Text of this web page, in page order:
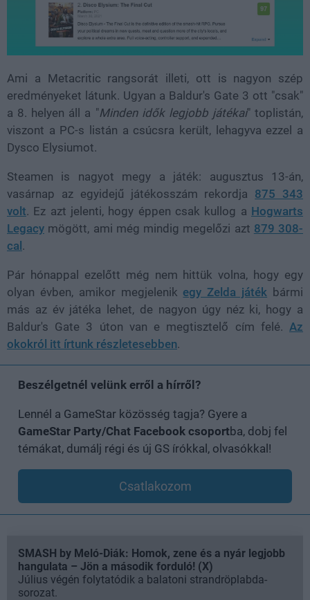
Ami a Metacritic rangsorát illeti, ott is nagyon szép
eredményeket látunk. Ugyan a Baldur's Gate 3 ott "csak"
a 8. helyen áll a "Minden idők legjobb játékai" toplistán,
viszont a PC-s listán a csúcsra került, lehagyva ezzel a
Dysco Elysiumot.
Steamen is nagyot megy a játék: augusztus 13-án,
vasárnap az egyidejű játékosszám rekordja 875 343
volt. Ez azt jelenti, hogy éppen csak kullog a Hogwarts
Legacy mögött, ami még mindig megelőzi azt 879 308-
cal.
Pár hónappal ezelőtt még nem hittük volna, hogy egy
olyan évben, amikor megjelenik egy Zelda játék bármi
más az év játéka lehet, de nagyon úgy néz ki, hogy a
Baldur's Gate 3 úton van e megtisztelő cím felé. Az
okokról itt írtunk részletesebben.
Beszélgetnél velünk erről a hírről?
Lennél a GameStar közösség tagja? Gyere a
GameStar Party/Chat Facebook csoportba, dobj fel
témákat, dumálj régi és új GS írókkal, olvasókkal!
Csatlakozom
SMASH by Meló-Diák: Homok, zene és a nyár legjobb
hangulata – Jön a második forduló! (X)
Július végén folytatódik a balatoni strandröplabda-
sorozat.